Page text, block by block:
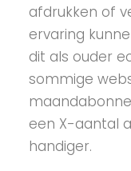
afdrukken of
ervaring
dit als ouder
sommige
een X-aantal
handiger.